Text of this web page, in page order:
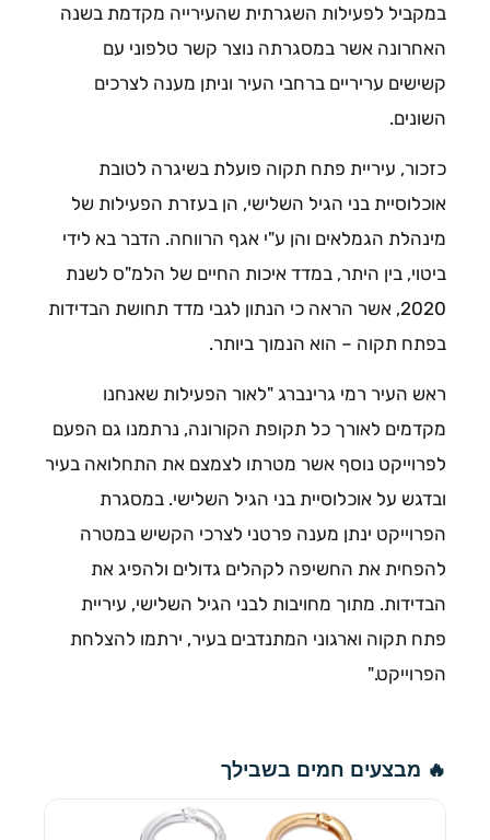
במקביל לפעילות השגרתית שהעירייה מקדמת בשנה
האחרונה אשר במסגרתה נוצר קשר טלפוני עם
קשישים עריריים ברחבי העיר וניתן מענה לצרכים
השונים.
כזכור, עיריית פתח תקוה פועלת בשיגרה לטובת
אוכלוסיית בני הגיל השלישי, הן בעזרת הפעילות של
מינהלת הגמלאים והן ע"י אגף הרווחה. הדבר בא לידי
ביטוי, בין היתר, במדד איכות החיים של הלמ"ס לשנת
2020, אשר הראה כי הנתון לגבי מדד תחושת הבדידות
בפתח תקוה – הוא הנמוך ביותר.
ראש העיר רמי גרינברג "לאור הפעילות שאנחנו
מקדמים לאורך כל תקופת הקורונה, נרתמנו גם הפעם
לפרוייקט נוסף אשר מטרתו לצמצם את התחלואה בעיר
ובדגש על אוכלוסיית בני הגיל השלישי. במסגרת
הפרוייקט ינתן מענה פרטני לצרכי הקשיש במטרה
להפחית את החשיפה לקהלים גדולים ולהפיג את
הבדידות. מתוך מחויבות לבני הגיל השלישי, עיריית
פתח תקוה וארגוני המתנדבים בעיר, ירתמו להצלחת
הפרוייקט."
🔥 מבצעים חמים בשבילך